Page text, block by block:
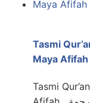
Tasmi
Maya Afifah
Tasmi